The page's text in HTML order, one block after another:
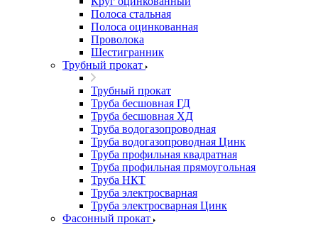
Полоса стальная
Полоса оцинкованная
Проволока
Шестигранник
Трубный прокат
Трубный прокат
Труба бесшовная ГД
Труба бесшовная ХД
Труба водогазопроводная
Труба водогазопроводная Цинк
Труба профильная квадратная
Труба профильная прямоугольная
Труба НКТ
Труба электросварная
Труба электросварная Цинк
Фасонный прокат